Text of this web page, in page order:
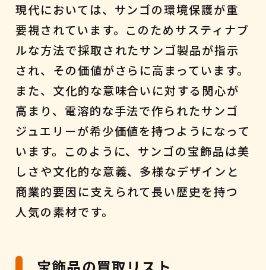
現代においては、サンゴの環境保護が重
要視されています。このためサスティナブ
ルな方法で採取されたサンゴ製品が指示
され、その価値がさらに高まっています。
また、文化的な意味合いに対する関心が
高まり、電溶的な手法で作られたサンゴ
ジュエリーが希少価値を持つようになって
います。このように、サンゴの宝飾品は美
しさや文化的な意義、多様なデザインと
商業的要因に支えられて長い歴史を持つ
人気の素材です。